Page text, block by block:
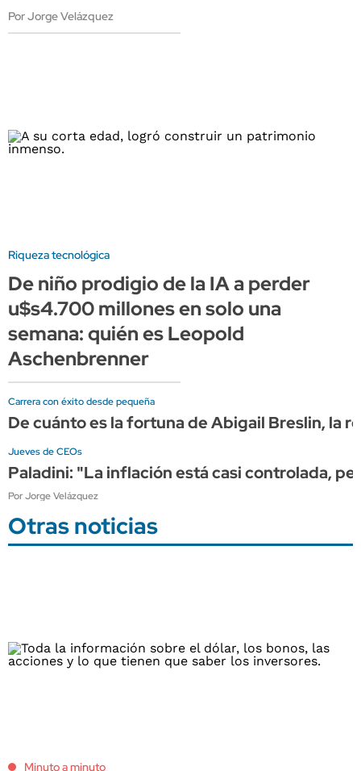
Por Jorge Velázquez
Riqueza tecnológica
De niño prodigio de la IA a perder
u$s4.700 millones en solo una
semana: quién es Leopold
Aschenbrenner
Carrera con éxito desde pequeña
De cuánto es la fortuna de Abigail Breslin, la
Jueves de CEOs
Paladini: "La inflación está casi controlada,
Por Jorge Velázquez
Otras noticias
Minuto a minuto